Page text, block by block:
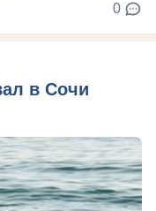
0
в Сочи